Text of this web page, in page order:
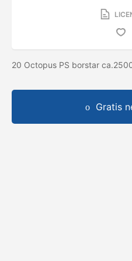
20 Octopus PS borstar
Gratis